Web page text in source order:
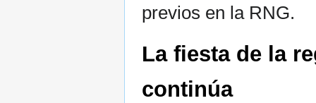
previos en la RNG.
La fiesta de la
continúa